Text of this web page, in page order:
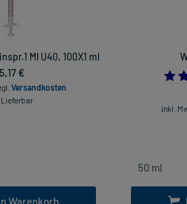
Ml U40, 100X1 ml
€
Versandkosten
Lieferbar
Warenkorb
inkl.